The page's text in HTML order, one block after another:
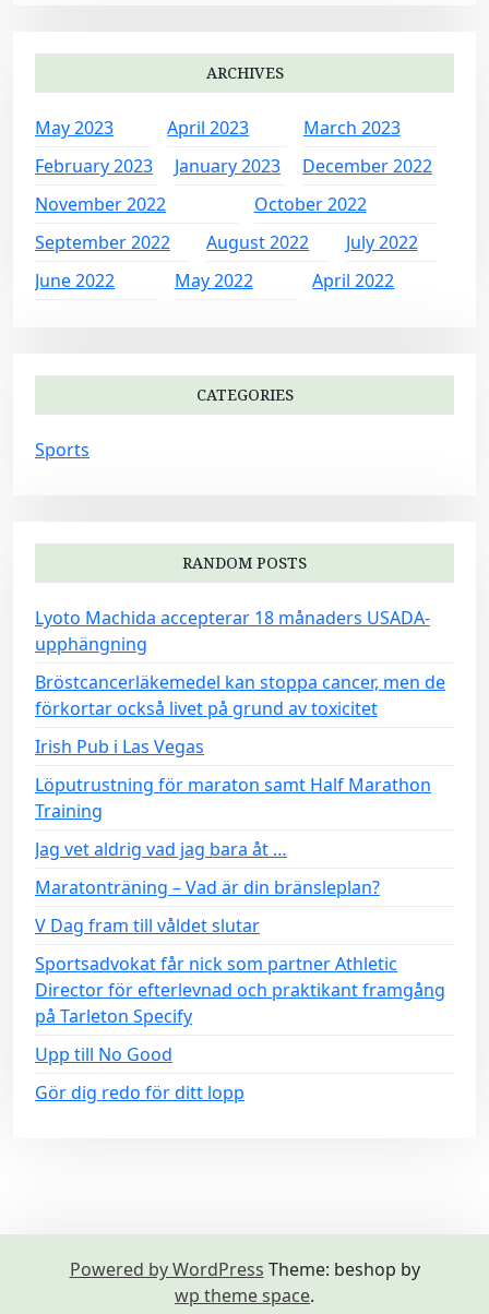
ARCHIVES
May 2023 April 2023
March 2023
February 2023
January 2023
December 2022
November 2022
October 2022
September 2022
August 2022
July 2022
June 2022
May 2022 April 2022
CATEGORIES
Sports
RANDOM POSTS
Lyoto Machida accepterar 18 månaders USADA-
upphängning
Bröstcancerläkemedel kan stoppa cancer, men de
förkortar också livet på grund av toxicitet
Irish Pub i Las Vegas
Löputrustning för maraton samt Half Marathon
Training
Jag vet aldrig vad jag bara åt …
Maratonträning – Vad är din bränsleplan?
V Dag fram till våldet slutar
Sportsadvokat får nick som partner Athletic
Director för efterlevnad och praktikant framgång
på Tarleton Specify
Upp till No Good
Gör dig redo för ditt lopp
Powered by WordPress Theme: beshop by
wp theme space.